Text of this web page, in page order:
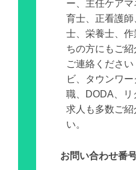
ー、主任ケア
育士、正看護
士、栄養士、
ちの方にもご
ご連絡くださ
ビ、タウンワ
職、DODA、リ
求人も多数ご
い。
お問い合わせ番